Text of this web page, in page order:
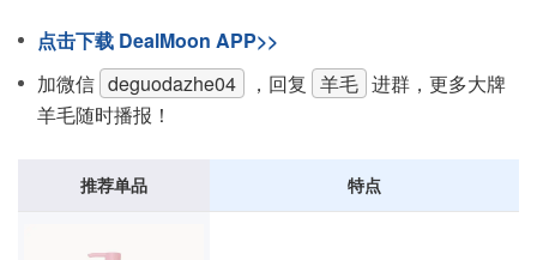
点击下载 DealMoon APP>>
加微信 deguodazhe04 ，回复 羊毛 进群，更多大牌
羊毛随时播报！
推荐单品 特点